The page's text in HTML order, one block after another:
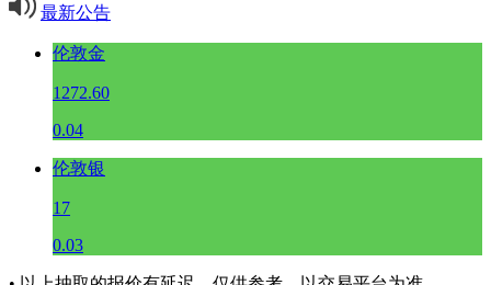
最新公告
伦敦金
1272.60
0.04
伦敦银
17
0.03